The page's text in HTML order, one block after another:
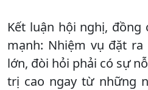
Kết luận hội nghị, đồng
mạnh: Nhiệm vụ đặt
lớn, đòi hỏi phải có sự
trị cao ngay từ những